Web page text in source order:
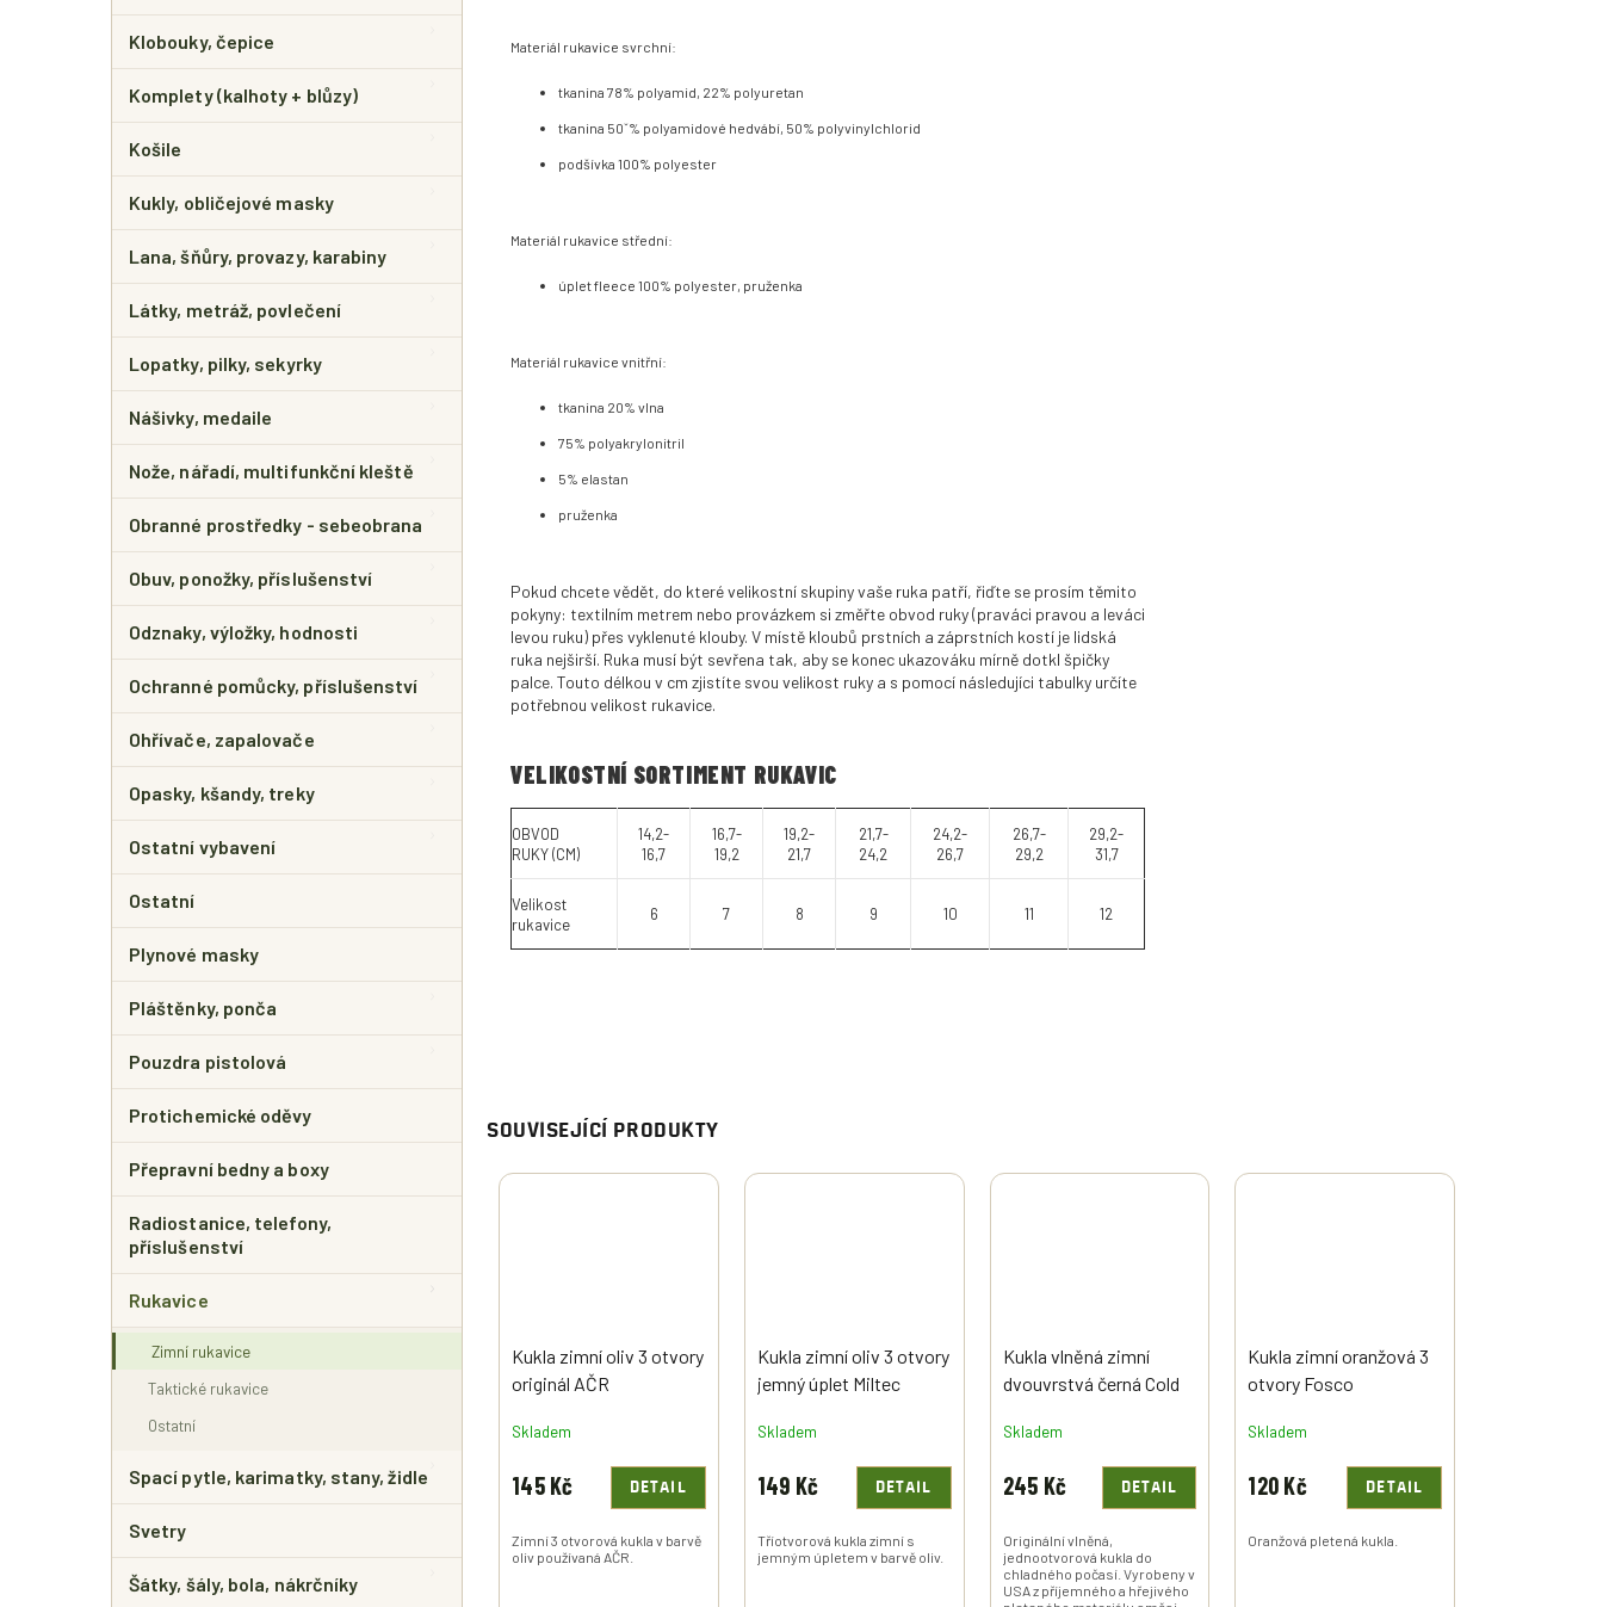
Klobouky, čepice
Komplety (kalhoty + blůzy)
Košile
Kukly, obličejové masky
Lana, šňůry, provazy, karabiny
Látky, metráž, povlečení
Lopatky, pilky, sekyrky
Nášivky, medaile
Nože, nářadí, multifunkční kleště
Obranné prostředky - sebeobrana
Obuv, ponožky, příslušenství
Odznaky, výložky, hodnosti
Ochranné pomůcky, příslušenství
Ohřívače, zapalovače
Opasky, kšandy, treky
Ostatní vybavení
Ostatní
Plynové masky
Pláštěnky, ponča
Pouzdra pistolová
Protichemické oděvy
Přepravní bedny a boxy
Radiostanice, telefony,
příslušenství
Rukavice
Zimní rukavice
Taktické rukavice
Ostatní
Spací pytle, karimatky, stany, židle
Svetry
Šátky, šály, bola, nákrčníky
SOUVISEJÍCÍ PRODUKTY
Kukla zimní oliv 3 otvory
originál AČR
Skladem
145 Kč DETAIL
Zimní 3 otvorová kukla v barvě
oliv používaná AČR.
Kukla zimní oliv 3 otvory
jemný úplet Miltec
Skladem
149 Kč DETAIL
Tříotvorová kukla zimní s
jemným úpletem v barvě oliv.
Kukla vlněná zimní
dvouvrstvá černá Cold
Black US originál
Skladem
245 Kč DETAIL
Originální vlněná,
jednootvorová kukla do
chladného počasí. Vyrobeny v
USA z příjemného a hřejivého
Kukla zimní oranžová 3
otvory Fosco
Skladem
120 Kč DETAIL
Oranžová pletená kukla.
Materiál rukavice svrchní:
tkanina 78% polyamid, 22% polyuretan
tkanina 50ˇ% polyamidové hedvábí, 50% polyvinylchlorid
podšívka 100% polyester
Materiál rukavice střední:
úplet fleece 100% polyester, pruženka
Materiál rukavice vnitřní:
tkanina 20% vlna
75% polyakrylonitril
5% elastan
pruženka
Pokud chcete vědět, do které velikostní skupiny vaše ruka patří, řiďte se prosím těmito
pokyny: textilním metrem nebo provázkem si změřte obvod ruky (praváci pravou a leváci
levou ruku) přes vyklenuté klouby. V místě kloubů prstních a záprstních kostí je lidská
ruka nejširší. Ruka musí být sevřena tak, aby se konec ukazováku mírně dotkl špičky
palce. Touto délkou v cm zjistíte svou velikost ruky a s pomocí následujíci tabulky určíte
potřebnou velikost rukavice.
VELIKOSTNÍ SORTIMENT RUKAVIC
OBVOD
RUKY (CM)
14,2-
16,7
16,7-
19,2
19,2-
21,7
21,7-
24,2
24,2-
26,7
26,7-
29,2
29,2-
31,7
Velikost
rukavice
6 7 8 9 10 11 12